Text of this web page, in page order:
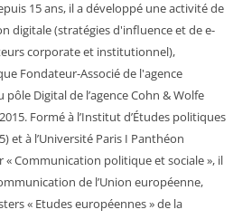
15 ans, il a développé une activité de
digitale (stratégies d'influence et de e-
corporate et institutionnel),
Fondateur-Associé de l'agence
Digital de l’agence Cohn & Wolfe
Formé à l’Institut d’Études politiques
et à l’Université Paris I Panthéon
« Communication politique et sociale », il
de l’Union européenne,
« Etudes européennes » de la